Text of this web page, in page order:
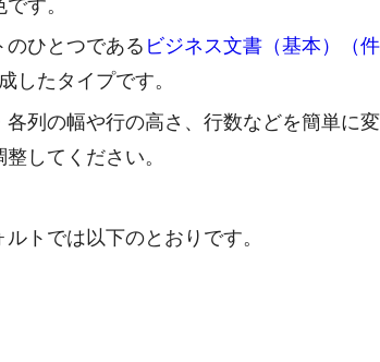
す。
のひとつである ビジネス文書（基本）（
したタイプです。
列の幅や行の高さ、行数などを簡単に
してください。
トでは以下のとおりです。